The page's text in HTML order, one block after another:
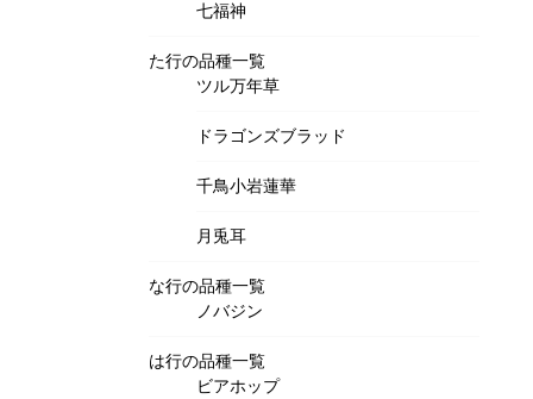
七福神
た行の品種一覧
ツル万年草
ドラゴンズブラッド
千鳥小岩蓮華
月兎耳
な行の品種一覧
ノバジン
は行の品種一覧
ビアホップ